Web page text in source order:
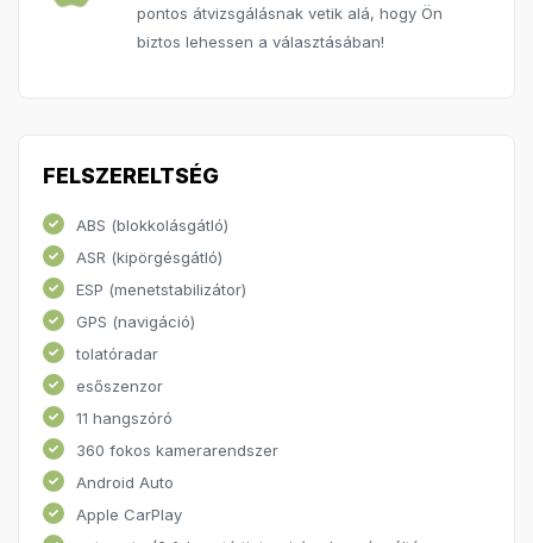
pontos átvizsgálásnak vetik alá, hogy Ön
biztos lehessen a választásában!
FELSZERELTSÉG
ABS (blokkolásgátló)
ASR (kipörgésgátló)
ESP (menetstabilizátor)
GPS (navigáció)
tolatóradar
esőszenzor
11 hangszóró
360 fokos kamerarendszer
Android Auto
Apple CarPlay